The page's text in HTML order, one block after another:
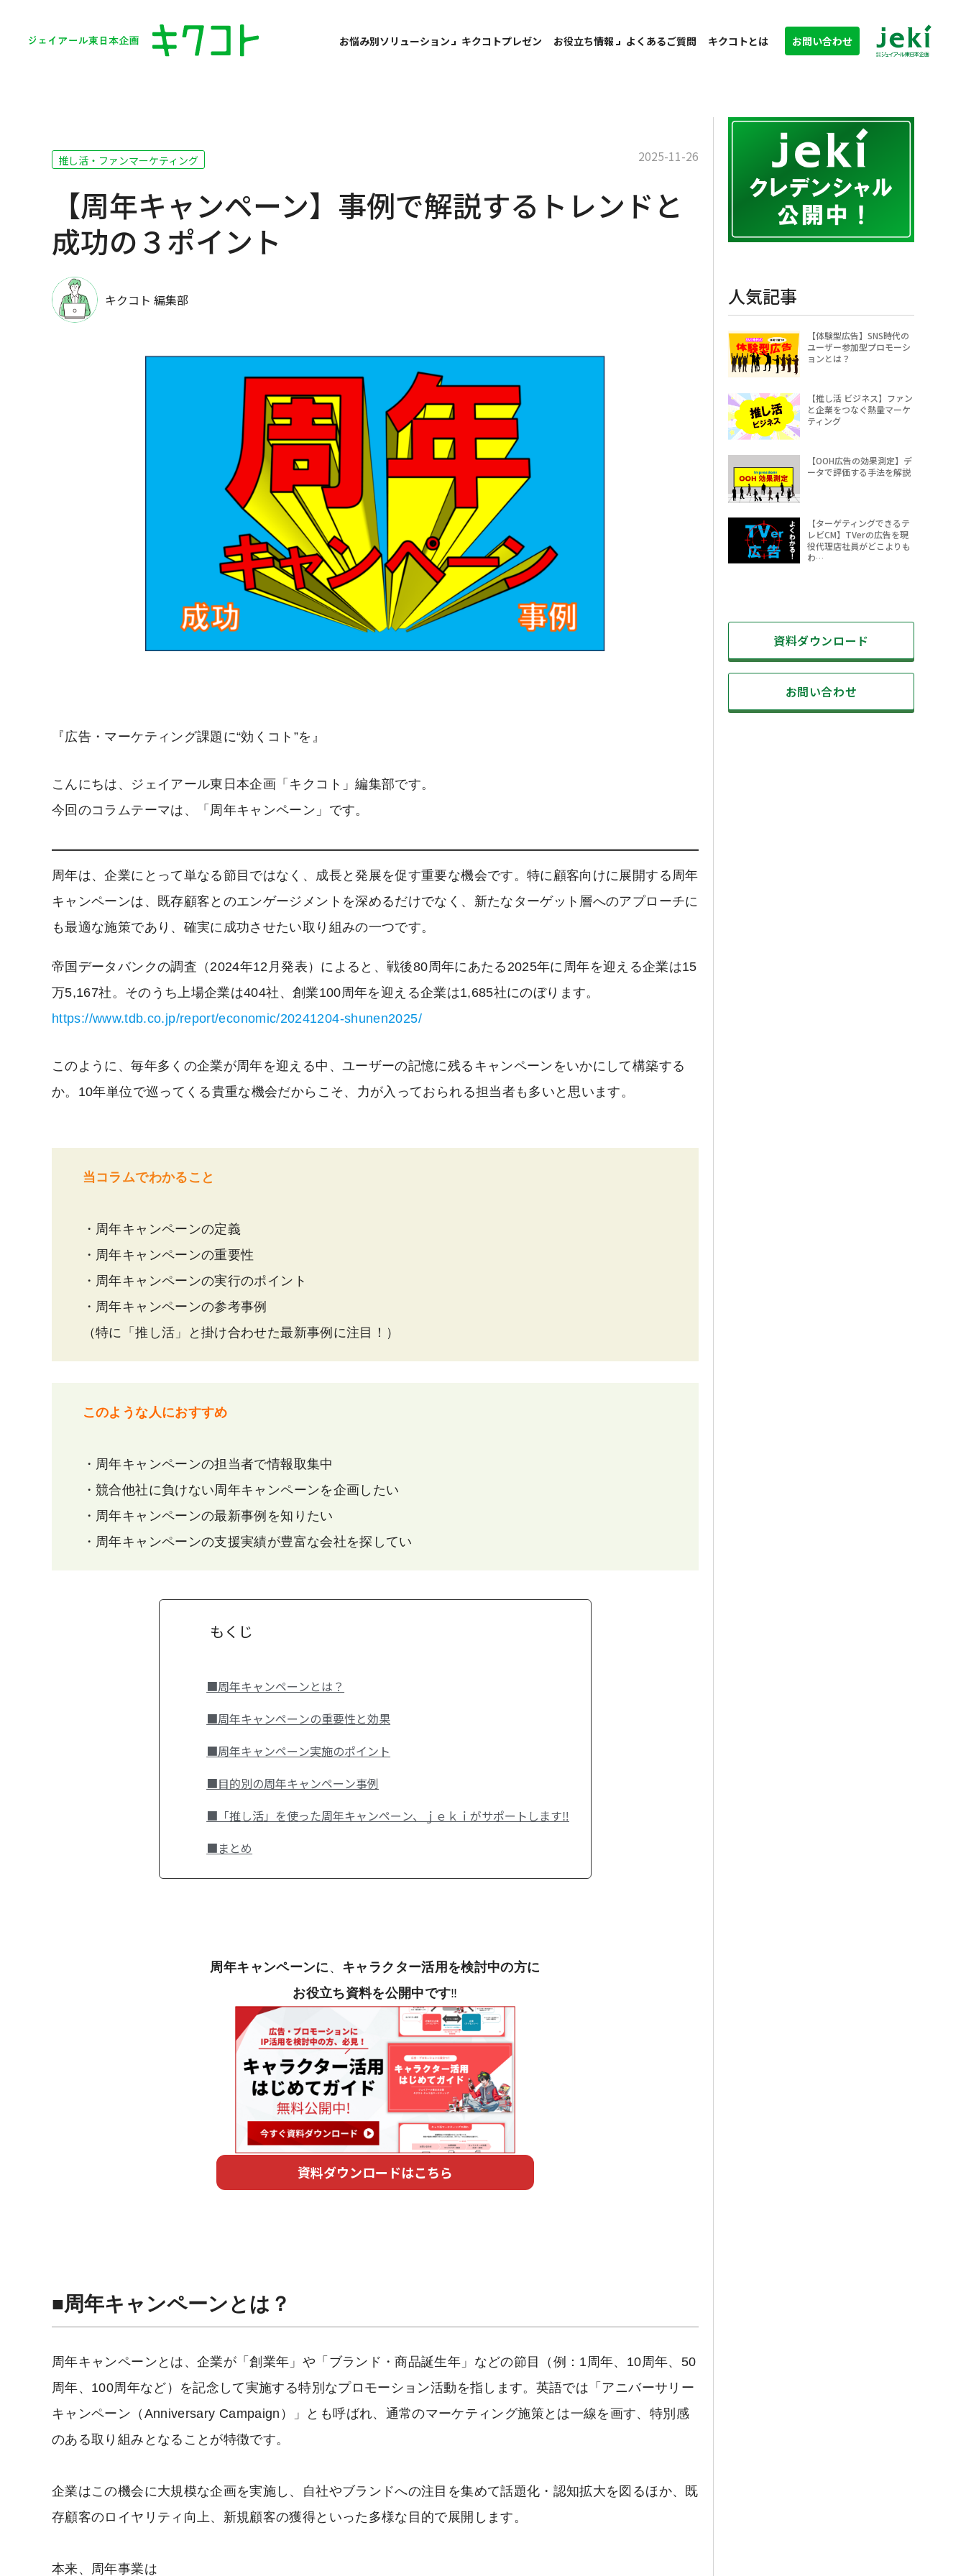
お悩み別ソリューション キクコトプレゼン お役立ち情報 よくあるご質問 キクコトとは お問い合わせ
推し活・ファンマーケティング 2025-11-26
【周年キャンペーン】事例で解説するトレンドと
成功の３ポイント
キクコト 編集部
『広告・マーケティング課題に“効くコト”を』
こんにちは、ジェイアール東日本企画「キクコト」編集部です。
今回のコラムテーマは、「周年キャンペーン」です。
周年は、企業にとって単なる節目ではなく、成長と発展を促す重要な機会です。特に顧客向けに展開する周年
キャンペーンは、既存顧客とのエンゲージメントを深めるだけでなく、新たなターゲット層へのアプローチに
も最適な施策であり、確実に成功させたい取り組みの一つです。
帝国データバンクの調査（2024年12月発表）によると、戦後80周年にあたる2025年に周年を迎える企業は15
万5,167社。そのうち上場企業は404社、創業100周年を迎える企業は1,685社にのぼります。
https://www.tdb.co.jp/report/economic/20241204-shunen2025/
このように、毎年多くの企業が周年を迎える中、ユーザーの記憶に残るキャンペーンをいかにして構築する
か。10年単位で巡ってくる貴重な機会だからこそ、力が入っておられる担当者も多いと思います。
当コラムでわかること
・周年キャンペーンの定義
・周年キャンペーンの重要性
・周年キャンペーンの実行のポイント
・周年キャンペーンの参考事例
（特に「推し活」と掛け合わせた最新事例に注目！）
このような人におすすめ
・周年キャンペーンの担当者で情報取集中
・競合他社に負けない周年キャンペーンを企画したい
・周年キャンペーンの最新事例を知りたい
・周年キャンペーンの支援実績が豊富な会社を探してい
もくじ
■周年キャンペーンとは？
■周年キャンペーンの重要性と効果
■周年キャンペーン実施のポイント
■目的別の周年キャンペーン事例
■「推し活」を使った周年キャンペーン、ｊｅｋｉがサポートします‼
■まとめ
周年キャンペーンに 、 キャラクター活用を検討中の方に
お役立ち資料を公開中です‼
資料ダウンロードはこちら
■周年キャンペーンとは？
周年キャンペーンとは、企業が「創業年」や「ブランド・商品誕生年」などの節目（例：1周年、10周年、50
周年、100周年など）を記念して実施する特別なプロモーション活動を指します。英語では「アニバーサリー
キャンペーン（Anniversary Campaign）」とも呼ばれ、通常のマーケティング施策とは一線を画す、特別感
のある取り組みとなることが特徴です。
企業はこの機会に大規模な企画を実施し、自社やブランドへの注目を集めて話題化・認知拡大を図るほか、既
存顧客のロイヤリティ向上、新規顧客の獲得といった多様な目的で展開します。
本来、周年事業は
人気記事
【体験型広告】SNS時代の
ユーザー参加型プロモーシ
ョンとは？
【推し活 ビジネス】ファン
と企業をつなぐ熱量マーケ
ティング
【OOH広告の効果測定】デ
ータで評価する手法を解説
【ターゲティングできるテ
レビCM】TVerの広告を現
役代理店社員がどこよりも
わ…
資料ダウンロード
お問い合わせ